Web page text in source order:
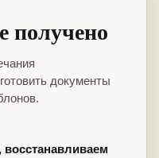
получено
документы